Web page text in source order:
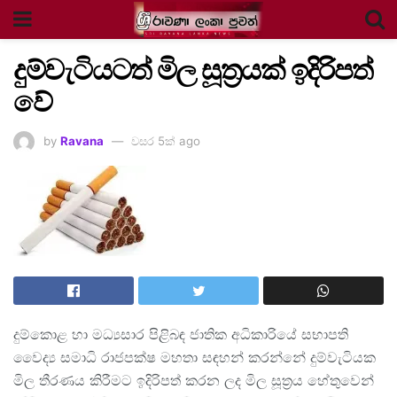
දුම්වැටියටත් මිල සූත්‍රයක් ඉදිරිපත්
වේ
by Ravana වසර 5ක් ago
දුම්කොළ හා මධ්‍යසාර පිළිබඳ ජාතික අධිකාරියේ සභාපති
වෛද්‍ය සමාධි රාජපක්ෂ මහතා සඳහන් කරන්නේ දුම්වැටියක
මිල තීරණය කිරීමට ඉදිරිපත් කරන ලද මිල සූත්‍රය හේතුවෙන්